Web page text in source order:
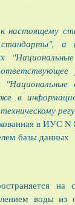
настоящему
стандарты",
в
в ИУС N
базы данных
воды из